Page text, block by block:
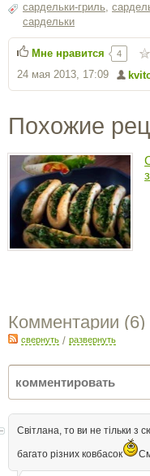
сардельки-гриль,
сардельки
24 мая 2013, 17:09
Мне нравится 4
Похожие
Комментарии (6)
свернуть / развернуть
Світлана, то ви не тільки з
багато різних ковбасок